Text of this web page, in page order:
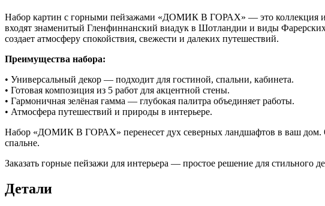
Набор картин с горными пейзажами «ДОМИК В ГОРАХ» — это коллекция
входят знаменитый Гленфиннанский виадук в Шотландии и виды
создает атмосферу спокойствия, свежести и далеких путешествий.
Преимущества набора:
• Универсальный декор — подходит для гостиной, спальни, кабинета.
• Готовая композиция из 5 работ для акцентной стены.
• Гармоничная зелёная гамма — глубокая палитра объединяет работы.
• Атмосфера путешествий и природы в интерьере.
Набор «ДОМИК В ГОРАХ» перенесет дух северных ландшафтов в ваш дом.
спальне.
Заказать горные пейзажи для интерьера — простое решение для стильного
Детали